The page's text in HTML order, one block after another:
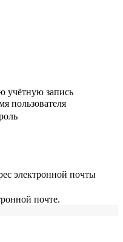
учётную запись
пользователя
электронной почты
почте.